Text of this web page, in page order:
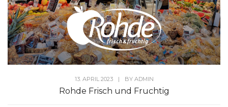
13. APRIL 2023 | BY ADMIN
Rohde Frisch und Fruchtig